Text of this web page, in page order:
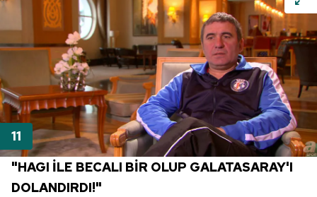
"HAGI İLE BECALI BİR OLUP GALATASARAY'I
DOLANDIRDI!"